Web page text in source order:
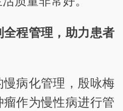
全程管理，助力患者
病化管理，殷咏梅
作为慢性病进行管